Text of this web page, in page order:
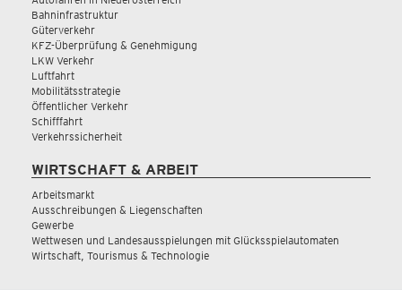
Bahninfrastruktur
Güterverkehr
KFZ-Überprüfung & Genehmigung
LKW Verkehr
Luftfahrt
Mobilitätsstrategie
Öffentlicher Verkehr
Schifffahrt
Verkehrssicherheit
WIRTSCHAFT & ARBEIT
Arbeitsmarkt
Ausschreibungen & Liegenschaften
Gewerbe
Wettwesen und Landesausspielungen mit Glücksspielautomaten
Wirtschaft, Tourismus & Technologie